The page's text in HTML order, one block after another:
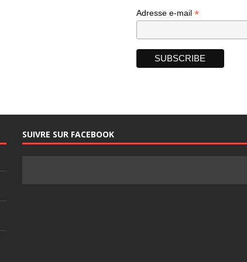
Adresse e-mail *
SUIVRE SUR FACEBOOK